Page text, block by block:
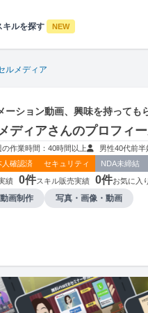
ルを探す NEW
ルメディア
ーション動画、興味を持っても
ディアさんのプロフィ
の作業時間：40時間以上 男性40代前半
人確認済
セキュリティ NDA未締結
績 0件スキル販売実績 0件お気に入
画制作 写真・画像・動画